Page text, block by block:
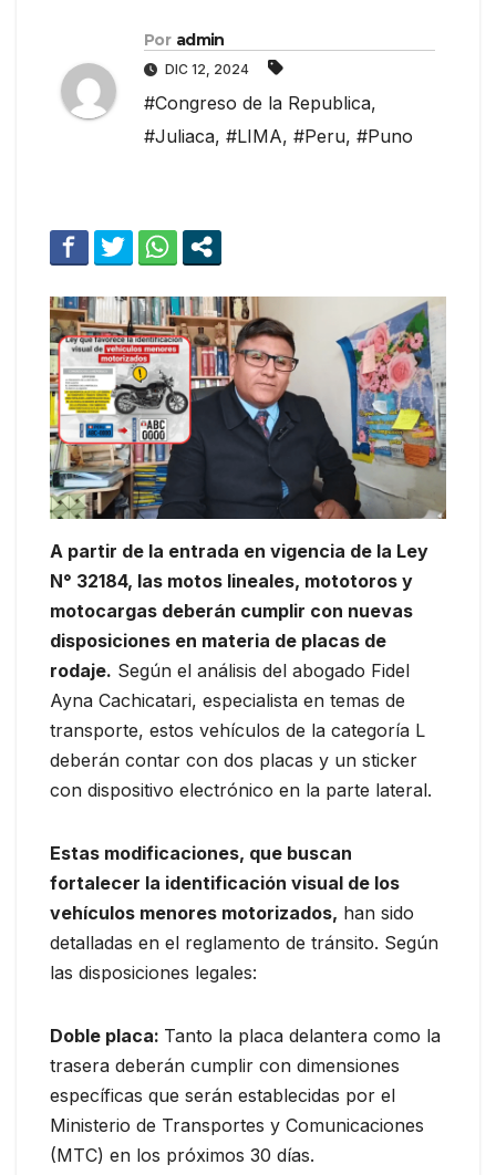
Por admin
DIC 12, 2024
#Congreso de la Republica,
#Juliaca, #LIMA, #Peru, #Puno
A partir de la entrada en vigencia de la Ley
N° 32184, las motos lineales, mototoros y
motocargas deberán cumplir con nuevas
disposiciones en materia de placas de
rodaje. Según el análisis del abogado Fidel
Ayna Cachicatari, especialista en temas de
transporte, estos vehículos de la categoría L
deberán contar con dos placas y un sticker
con dispositivo electrónico en la parte lateral.
Estas modificaciones, que buscan
fortalecer la identificación visual de los
vehículos menores motorizados, han sido
detalladas en el reglamento de tránsito. Según
las disposiciones legales:
Doble placa: Tanto la placa delantera como la
trasera deberán cumplir con dimensiones
específicas que serán establecidas por el
Ministerio de Transportes y Comunicaciones
(MTC) en los próximos 30 días.